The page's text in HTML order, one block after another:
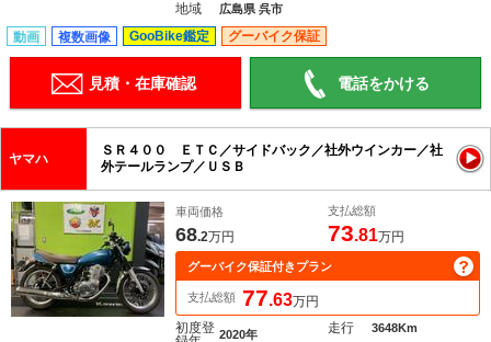
地域 広島県 呉市
動画 複数画像 GooBike鑑定 グーバイク保証
見積・在庫確認 電話をかける
ヤマハ
ＳＲ４００ ＥＴＣ／サイドバック／社外ウインカー／社
外テールランプ／ＵＳＢ
車両価格
68.2万円
支払総額
73.81万円
グーバイク保証付きプラン
支払総額 77.63万円
初度登 2020年 走行 3648Km